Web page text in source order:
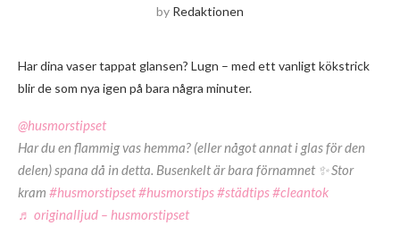
by Redaktionen
Har dina vaser tappat glansen? Lugn – med ett vanligt kökstrick
blir de som nya igen på bara några minuter.
@husmorstipset
Har du en flammig vas hemma? (eller något annat i glas för den
delen) spana då in detta. Busenkelt är bara förnamnet ✨ Stor
kram #husmorstipset#husmorstips#städtips#cleantok
♬ originalljud – husmorstipset